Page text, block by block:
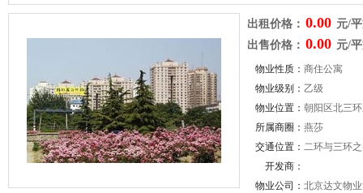
出租价格： 0.00 元/
出售价格： 0.00 元/
物业性质： 商住公寓
物业级别： 乙级
物业位置： 朝阳区北三
所属商圈： 燕莎
交通位置： 二环与三环
开发商：
物业公司： 北京达文物